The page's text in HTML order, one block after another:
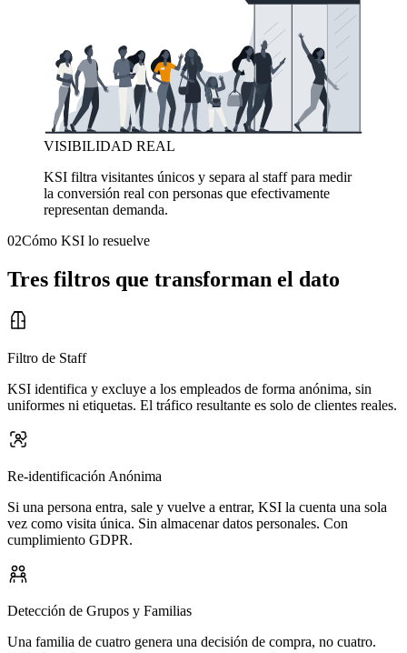
VISIBILIDAD REAL
KSI filtra visitantes únicos y separa al staff para medir
la conversión real con personas que efectivamente
representan demanda.
02Cómo KSI lo resuelve
Tres filtros que transforman el dato
Filtro de Staff
KSI identifica y excluye a los empleados de forma anónima, sin
uniformes ni etiquetas. El tráfico resultante es solo de clientes reales.
Re-identificación Anónima
Si una persona entra, sale y vuelve a entrar, KSI la cuenta una sola
vez como visita única. Sin almacenar datos personales. Con
cumplimiento GDPR.
Detección de Grupos y Familias
Una familia de cuatro genera una decisión de compra, no cuatro.